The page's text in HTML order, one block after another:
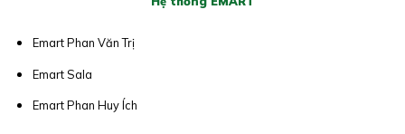
Emart Phan Văn Trị
Emart Sala
Emart Phan Huy Ích